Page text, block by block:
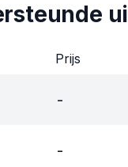
Prijs
-
-